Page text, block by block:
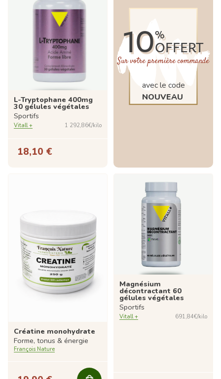
L-Tryptophane 400mg
30 gélules végétales
Sportifs
Vitall + 1 292,86€/kilo
18,10 €
10%
OFFERT
Sur votre première commande
avec le code
NOUVEAU
Créatine monohydrate
Forme, tonus & énergie
François Nature
Magnésium
décontractant 60
gélules végétales
Sportifs
Vitall + 691,84€/kilo